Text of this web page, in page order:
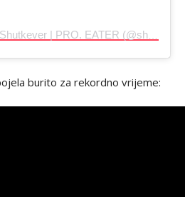
burito za rekordno vrijeme: